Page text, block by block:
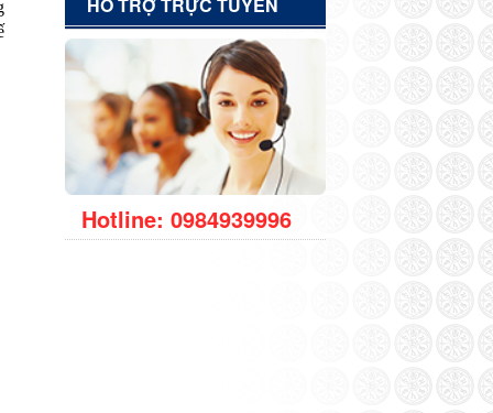
Hotline: 0984939996